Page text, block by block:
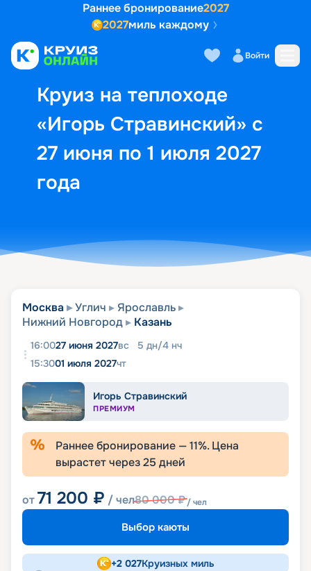
Раннее бронирование2027
2027миль каждому
Войти
Круиз на теплоходе
«Игорь Стравинский» с
27 июня по 1 июля 2027
года
Выбор кают Маршрут и
Москва Углич
Ярославль
Нижний Новгород
Казань
16:0027 июня 2027вс 5 дн/4 нч
15:3001 июля 2027чт
Игорь Стравинский
ПРЕМИУМ
Раннее бронирование —11%. Цена
вырастет через25 дней
от71 200 ₽ / чел80 000₽/ чел
Выбор каюты
+2 027Круизных миль